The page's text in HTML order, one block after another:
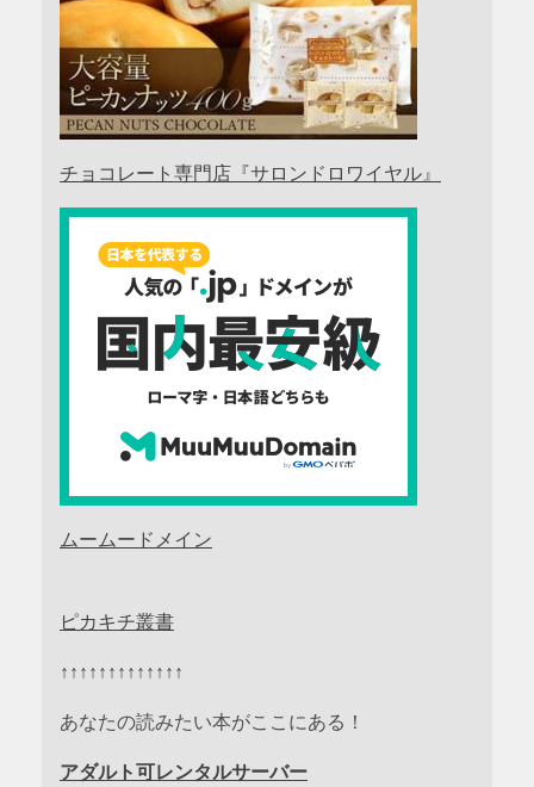
チョコレート専門店『サロンドロワイヤル』
ムームードメイン
ピカキチ叢書
↑↑↑↑↑↑↑↑↑↑↑↑↑
あなたの読みたい本がここにある！
アダルト可レンタルサーバー